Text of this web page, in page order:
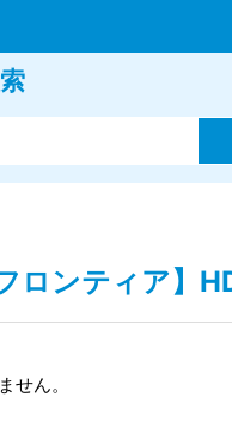
ロンティア】
せん。